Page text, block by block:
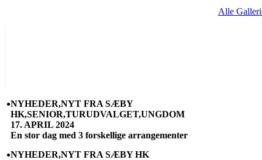
Alle
NYHEDER,NYT FRA SÆBY
HK,SENIOR,TURUDVALGET,UNGDOM
17. APRIL 2024
En stor dag med 3 forskellige arrangementer
NYHEDER,NYT FRA SÆBY HK